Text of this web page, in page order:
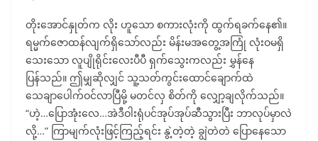
တိုးအောင်နှုတ်က လိုး ဟူသော စကားလုံးကို ထွက်ရခက်နေ၏။
ရမ္မက်ဇောထန်လျက်ရှိသော်လည်း မိန်းမအတွေ့အကြုံ လုံးဝမရှိ
သေးသော လူပျိုရိုင်းလေးပီပီ ရှက်သွေးကလည်း မွှန်နေ
ပြန်သည်။ ဤမျှဆိုလျှင် သူ့သတ်ကွင်းထောင်ချောက်ထဲ
သေချာပေါက်ဝင်လာပြီမို့ မတင်လှ စိတ်ကို လျှော့ချလိုက်သည်။
“ဟဲ့…ပြောအုံးလေ…အဲဒီဝါးရုံပင်အုပ်အုပ်ဆီသွားပြီး ဘာလုပ်မှာလဲ
လို့…” ကြာမျက်လုံးဖြင့်ကြည့်ရင်း နွဲ့တဲ့တဲ့ ချွဲတဲတဲ ပြောနေသော